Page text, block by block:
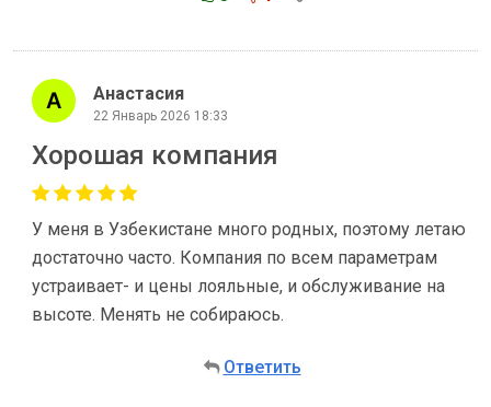
Анастасия
22 Январь 2026 18:33
Хорошая компания
У меня в Узбекистане много родных, поэтому летаю
достаточно часто. Компания по всем параметрам
устраивает- и цены лояльные, и обслуживание на
высоте. Менять не собираюсь.
Ответить